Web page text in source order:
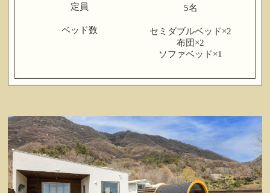
定員 5名
ベッド数
セミダブルベッド×2
布団×2
ソファベッド×1